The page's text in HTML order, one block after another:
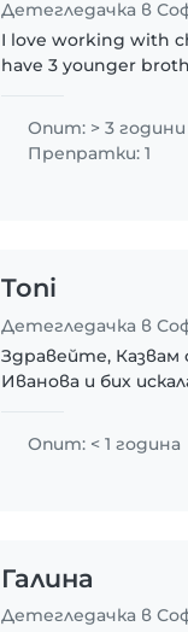
Детегледачка в
I love working with
have 3 younger
camps with small
mainly 7-10 and also I
Опит: > 3 години
Препратки: 1
Toni
Детегледачка в
Здравейте, Казвам се Тония
Иванова и бих
отговорно
търпение и
Опит: < 1 година
Галина
Детегледачка в